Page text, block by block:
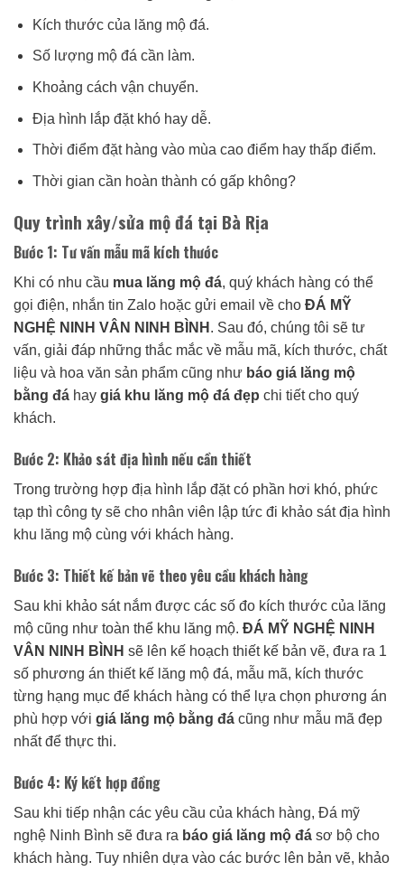
Kích thước của lăng mộ đá.
Số lượng mộ đá cần làm.
Khoảng cách vận chuyển.
Địa hình lắp đặt khó hay dễ.
Thời điểm đặt hàng vào mùa cao điểm hay thấp điểm.
Thời gian cần hoàn thành có gấp không?
Quy trình xây/sửa mộ đá tại Bà Rịa
Bước 1: Tư vấn mẫu mã kích thước
Khi có nhu cầu mua lăng mộ đá, quý khách hàng có thể
gọi điện, nhắn tin Zalo hoặc gửi email về cho ĐÁ MỸ
NGHỆ NINH VÂN NINH BÌNH . Sau đó, chúng tôi sẽ tư
vấn, giải đáp những thắc mắc về mẫu mã, kích thước, chất
liệu và hoa văn sản phẩm cũng như báo giá lăng mộ
bằng đá hay giá khu lăng mộ đá đẹp chi tiết cho quý
khách.
Bước 2: Khảo sát địa hình nếu cần thiết
Trong trường hợp địa hình lắp đặt có phần hơi khó, phức
tạp thì công ty sẽ cho nhân viên lập tức đi khảo sát địa hình
khu lăng mộ cùng với khách hàng.
Bước 3: Thiết kế bản vẽ theo yêu cầu khách hàng
Sau khi khảo sát nắm được các số đo kích thước của lăng
mộ cũng như toàn thể khu lăng mộ. ĐÁ MỸ NGHỆ NINH
VÂN NINH BÌNH sẽ lên kế hoạch thiết kế bản vẽ, đưa ra 1
số phương án thiết kế lăng mộ đá, mẫu mã, kích thước
từng hạng mục để khách hàng có thể lựa chọn phương án
phù hợp với giá lăng mộ bằng đá cũng như mẫu mã đẹp
nhất để thực thi.
Bước 4: Ký kết hợp đồng
Sau khi tiếp nhận các yêu cầu của khách hàng, Đá mỹ
nghệ Ninh Bình sẽ đưa ra báo giá lăng mộ đá sơ bộ cho
khách hàng. Tuy nhiên dựa vào các bước lên bản vẽ, khảo